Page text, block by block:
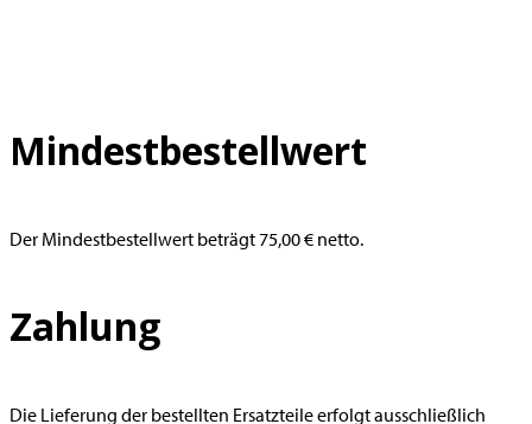
Mindestbestellwert
Der Mindestbestellwert beträgt 75,00 € netto.
Zahlung
Die Lieferung der bestellten Ersatzteile erfolgt ausschließlich